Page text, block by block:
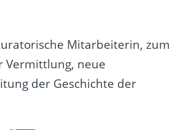
Mitarbeiterin, zum
Vermittlung, neue
der Geschichte der